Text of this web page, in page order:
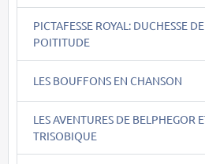
PICTAFESSE ROYAL: DUCHESSE
POITITUDE
LES BOUFFONS EN CHANSON
LES AVENTURES DE BELPHEGOR
TRISOBIQUE